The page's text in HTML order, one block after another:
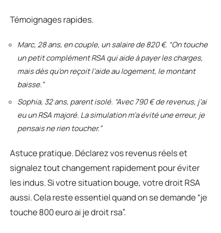
Témoignages rapides.
Marc, 28 ans, en couple, un salaire de 820 €. “On touche
un petit complément RSA qui aide à payer les charges,
mais dès qu’on reçoit l’aide au logement, le montant
baisse.”
Sophia, 32 ans, parent isolé. “Avec 790 € de revenus, j’ai
eu un RSA majoré. La simulation m’a évité une erreur, je
pensais ne rien toucher.”
Astuce pratique. Déclarez vos revenus réels et
signalez tout changement rapidement pour éviter
les indus. Si votre situation bouge, votre droit RSA
aussi. Cela reste essentiel quand on se demande “je
touche 800 euro ai je droit rsa”.